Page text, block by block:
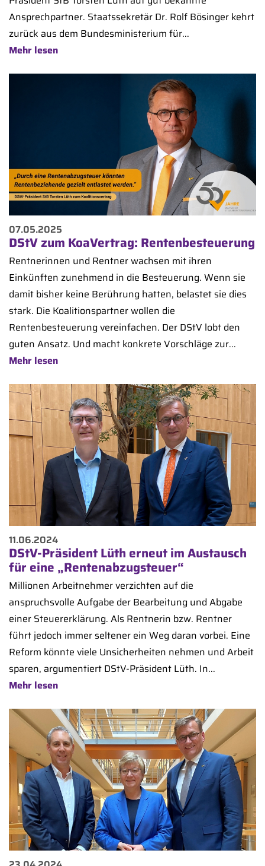
Ansprechpartner. Staatssekretär Dr. Rolf Bösinger kehrt
zurück aus dem Bundesministerium für...
Mehr lesen
07.05.2025
DStV zum KoaVertrag: Rentenbesteuerung
Rentnerinnen und Rentner wachsen mit ihren
Einkünften zunehmend in die Besteuerung. Wenn sie
damit bisher keine Berührung hatten, belastet sie dies
stark. Die Koalitionspartner wollen die
Rentenbesteuerung vereinfachen. Der DStV lobt den
guten Ansatz. Und macht konkrete Vorschläge zur...
Mehr lesen
11.06.2024
DStV-Präsident Lüth erneut im Austausch
für eine „Rentenabzugsteuer“
Millionen Arbeitnehmer verzichten auf die
anspruchsvolle Aufgabe der Bearbeitung und Abgabe
einer Steuererklärung. Als Rentnerin bzw. Rentner
führt jedoch immer seltener ein Weg daran vorbei. Eine
Reform könnte viele Unsicherheiten nehmen und Arbeit
sparen, argumentiert DStV-Präsident Lüth. In...
Mehr lesen